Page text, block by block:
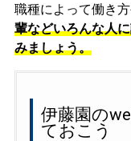
職種によって働き
輩などいろんな人
みましょう。
伊藤園の
ておこう